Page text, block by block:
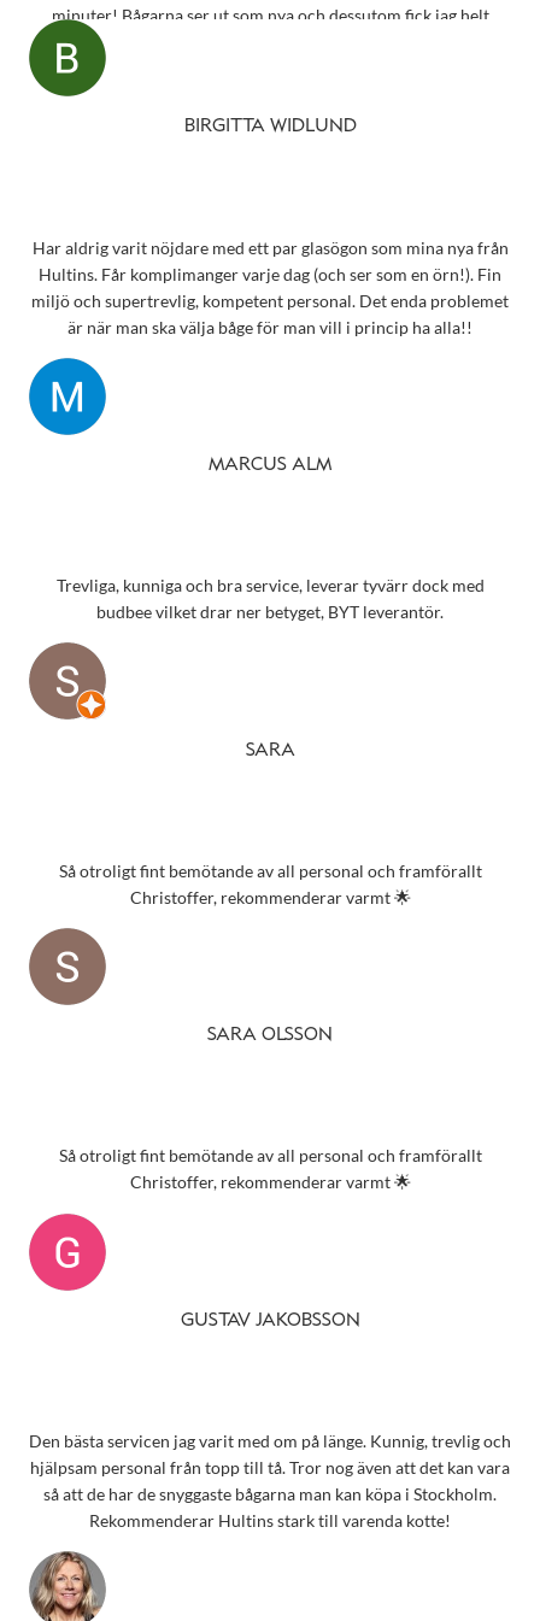
minuter! Bågarna ser ut som nya och dessutom fick jag helt
oväntat en underbar gåva – ett sprillans nytt fodral från samma
märke som mina solglasögon! Vilken fantastisk service! Kommer
Snart behöver jag boka tid för en synundersökning och jag vet
BIRGITTA WIDLUND
Har aldrig varit nöjdare med ett par glasögon som mina nya från
Hultins. Får komplimanger varje dag (och ser som en örn!). Fin
miljö och supertrevlig, kompetent personal. Det enda problemet
är när man ska välja båge för man vill i princip ha alla!!
MARCUS ALM
Trevliga, kunniga och bra service, leverar tyvärr dock med
budbee vilket drar ner betyget, BYT leverantör.
SARA
Så otroligt fint bemötande av all personal och framförallt
Christoffer, rekommenderar varmt 🌟
SARA OLSSON
Så otroligt fint bemötande av all personal och framförallt
Christoffer, rekommenderar varmt 🌟
GUSTAV JAKOBSSON
Den bästa servicen jag varit med om på länge. Kunnig, trevlig och
hjälpsam personal från topp till tå. Tror nog även att det kan vara
så att de har de snyggaste bågarna man kan köpa i Stockholm.
Rekommenderar Hultins stark till varenda kotte!